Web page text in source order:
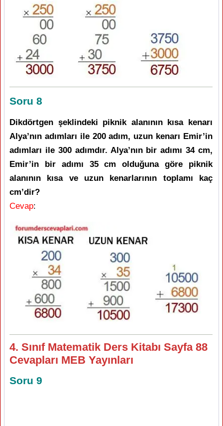
Soru 8
Dikdörtgen şeklindeki piknik alanının kısa kenarı
Alya’nın adımları ile 200 adım, uzun kenarı Emir’in
adımları ile 300 adımdır. Alya’nın bir adımı 34 cm,
Emir’in bir adımı 35 cm olduğuna göre piknik
alanının kısa ve uzun kenarlarının toplamı kaç
cm’dir?
Cevap:
4. Sınıf Matematik Ders Kitabı Sayfa 88
Cevapları MEB Yayınları
Soru 9